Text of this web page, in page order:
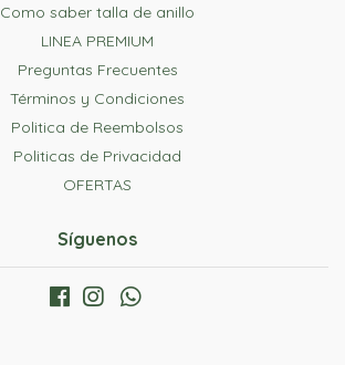
Como saber talla de anillo
LINEA PREMIUM
Preguntas Frecuentes
Términos y Condiciones
Politica de Reembolsos
Politicas de Privacidad
OFERTAS
Síguenos